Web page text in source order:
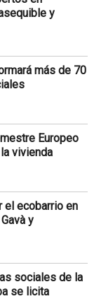
y
más de 70
Europeo
vivienda
el ecobarrio en
y
sociales de la
se licita